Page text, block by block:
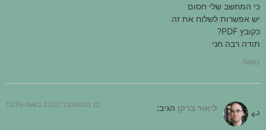
כי המחשב שלי חסום
יש אפשרות לשלוח את זה
כקובץ PDF?
תודה רבה חני
Reply
ליאור ברקן הגיב: 12 בספטמבר 2022 בשעה 13:35